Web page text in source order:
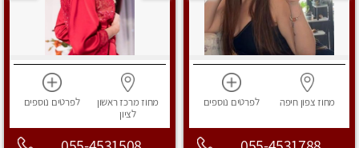
מחוז צפוןחיפה לפרטים נוספים מחוז מרכזראשון
לציון
לפרטים נוספים